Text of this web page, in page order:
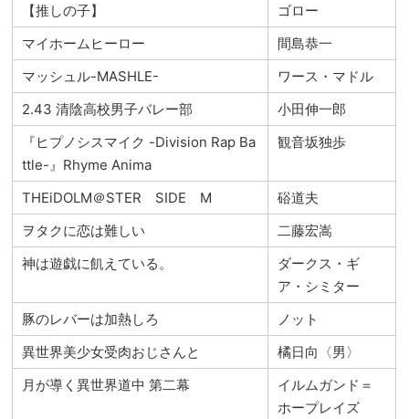
【推しの子】
ゴロー
マイホームヒーロー
間島恭一
マッシュル-MASHLE-
ワース・マドル
2.43 清陰高校男子バレー部
小田伸一郎
『ヒプノシスマイク -Division Rap Ba
ttle-』Rhyme Anima
観音坂独歩
THEiDOLM＠STER SIDE M
硲道夫
ヲタクに恋は難しい
二藤宏嵩
神は遊戯に飢えている。
ダークス・ギ
ア・シミター
豚のレバーは加熱しろ
ノット
異世界美少女受肉おじさんと
橘日向〈男〉
月が導く異世界道中 第二幕
イルムガンド＝
ホープレイズ